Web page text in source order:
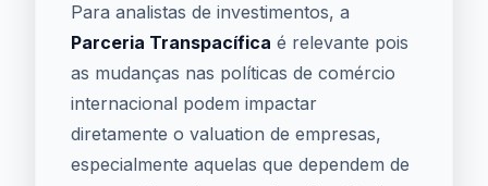
Para analistas de investimentos, a
Parceria Transpacífica é relevante pois
as mudanças nas políticas de comércio
internacional podem impactar
diretamente o valuation de empresas,
especialmente aquelas que dependem de